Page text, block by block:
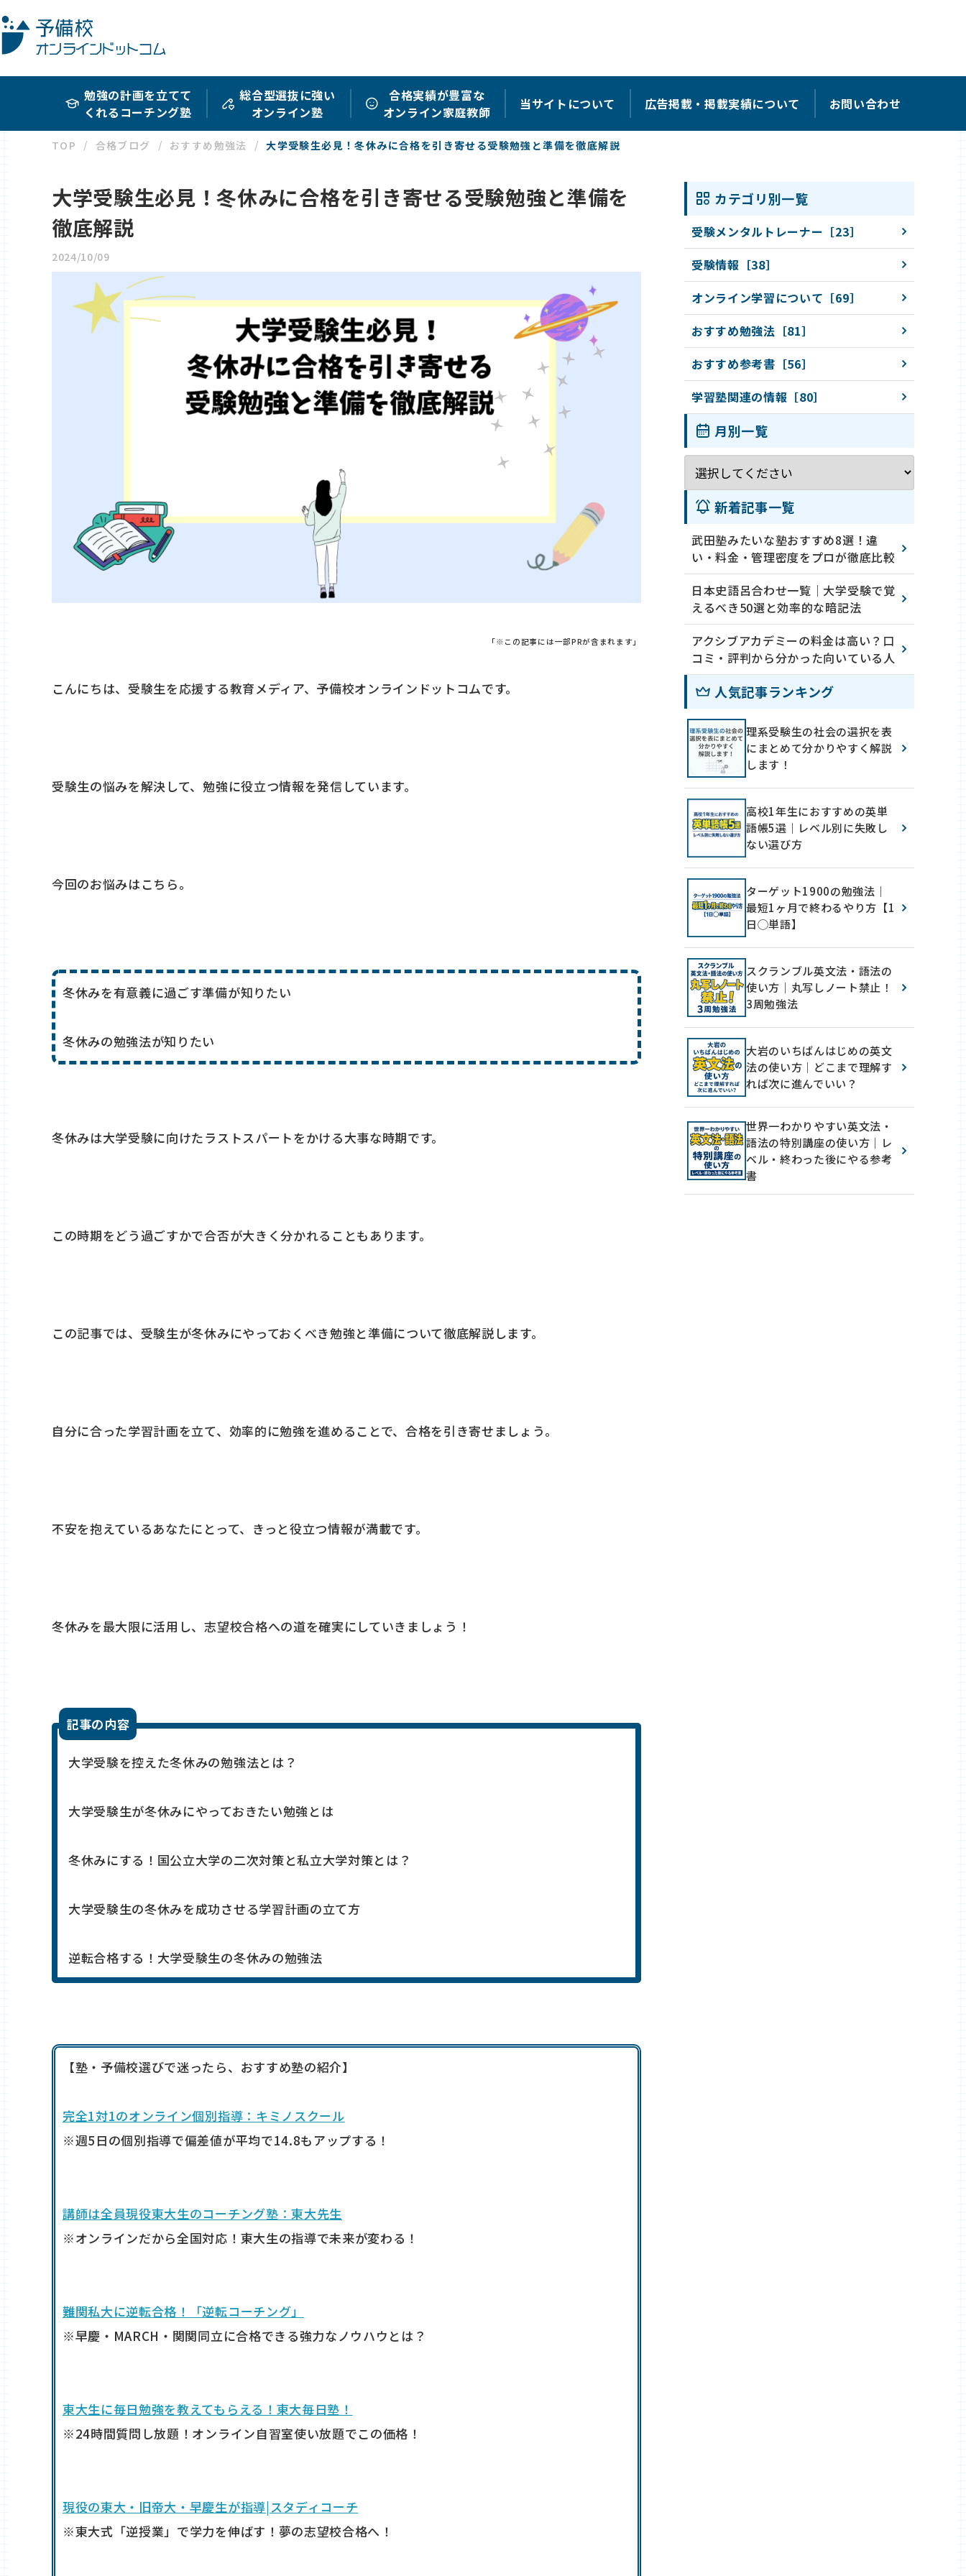
勉強の計画を立てて
くれるコーチング塾
総合型選抜に強い
オンライン塾
合格実績が豊富な
オンライン家庭教師
当サイトについて 広告掲載・掲載実績について お問い合わせ
TOP 合格ブログ おすすめ勉強法 大学受験生必見！冬休みに合格を引き寄せる受験勉強と準備を徹底解説
大学受験生必見！冬休みに合格を引き寄せる受験勉強と準備を
徹底解説
2024/10/09
「※この記事には一部PRが含まれます」
こんにちは、受験生を応援する教育メディア、予備校オンラインドットコムです。
受験生の悩みを解決して、勉強に役立つ情報を発信しています。
今回のお悩みはこちら。
冬休みを有意義に過ごす準備が知りたい
冬休みの勉強法が知りたい
冬休みは大学受験に向けたラストスパートをかける大事な時期です。
この時期をどう過ごすかで合否が大きく分かれることもあります。
この記事では、受験生が冬休みにやっておくべき勉強と準備について徹底解説します。
自分に合った学習計画を立て、効率的に勉強を進めることで、合格を引き寄せましょう。
不安を抱えているあなたにとって、きっと役立つ情報が満載です。
冬休みを最大限に活用し、志望校合格への道を確実にしていきましょう！
記事の内容
大学受験を控えた冬休みの勉強法とは？
大学受験生が冬休みにやっておきたい勉強とは
冬休みにする！国公立大学の二次対策と私立大学対策とは？
大学受験生の冬休みを成功させる学習計画の立て方
逆転合格する！大学受験生の冬休みの勉強法
【塾・予備校選びで迷ったら、おすすめ塾の紹介】
完全1対1のオンライン個別指導：キミノスクール
※週5日の個別指導で偏差値が平均で14.8もアップする！
講師は全員現役東大生のコーチング塾：東大先生
※オンラインだから全国対応！東大生の指導で未来が変わる！
難関私大に逆転合格！「逆転コーチング」
※早慶・MARCH・関関同立に合格できる強力なノウハウとは？
東大生に毎日勉強を教えてもらえる！東大毎日塾！
※24時間質問し放題！オンライン自習室使い放題でこの価格！
現役の東大・旧帝大・早慶生が指導|スタディコーチ
※東大式「逆授業」で学力を伸ばす！夢の志望校合格へ！
カテゴリ別一覧
受験メンタルトレーナー［23］
受験情報［38］
オンライン学習について［69］
おすすめ勉強法［81］
おすすめ参考書［56］
学習塾関連の情報［80］
月別一覧
新着記事一覧
武田塾みたいな塾おすすめ8選！違
い・料金・管理密度をプロが徹底比較
日本史語呂合わせ一覧｜大学受験で覚
えるべき50選と効率的な暗記法
アクシブアカデミーの料金は高い？口
コミ・評判から分かった向いている人
人気記事ランキング
理系受験生の社会の選択を表
にまとめて分かりやすく解説
します！
高校1年生におすすめの英単
語帳5選｜レベル別に失敗し
ない選び方
ターゲット1900の勉強法｜
最短1ヶ月で終わるやり方【1
日◯単語】
スクランブル英文法・語法の
使い方｜丸写しノート禁止！
3周勉強法
大岩のいちばんはじめの英文
法の使い方｜どこまで理解す
れば次に進んでいい？
世界一わかりやすい英文法・
語法の特別講座の使い方｜レ
ベル・終わった後にやる参考
書